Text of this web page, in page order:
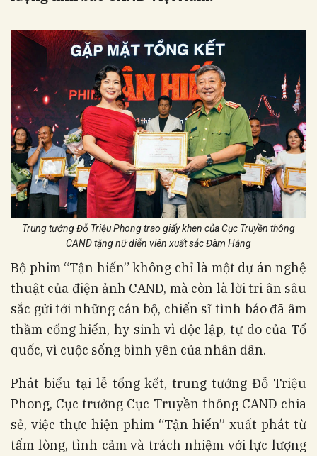
Trung tướng Đỗ Triệu Phong trao giấy khen của Cục Truyền thông
CAND tặng nữ diễn viên xuất sắc Đàm Hằng
Bộ phim “Tận hiến” không chỉ là một dự án nghệ
thuật của điện ảnh CAND, mà còn là lời tri ân sâu
sắc gửi tới những cán bộ, chiến sĩ tình báo đã âm
thầm cống hiến, hy sinh vì độc lập, tự do của Tổ
quốc, vì cuộc sống bình yên của nhân dân.
Phát biểu tại lễ tổng kết, trung tướng Đỗ Triệu
Phong, Cục trưởng Cục Truyền thông CAND chia
sẻ, việc thực hiện phim “Tận hiến” xuất phát từ
tấm lòng, tình cảm và trách nhiệm với lực lượng